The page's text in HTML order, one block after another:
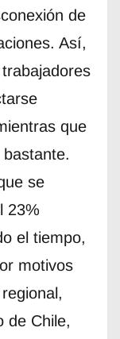
de
Así,
que
se
23%
el tiempo,
motivos
de Chile,